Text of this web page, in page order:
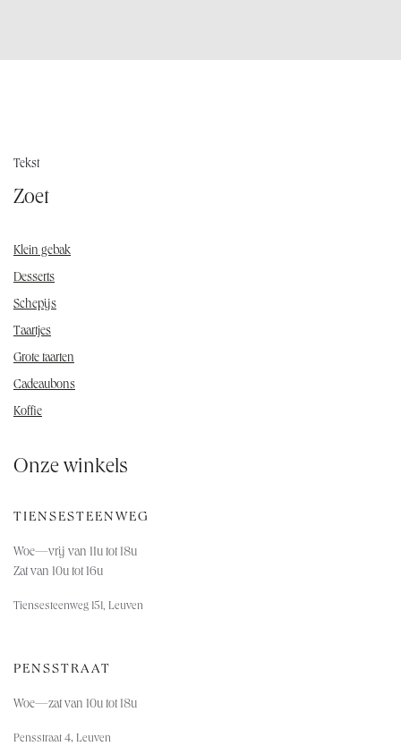
Tekst
Zoet
Klein gebak
Desserts
Schepijs
Taartjes
Grote taarten
Cadeaubons
Koffie
Onze winkels
TIENSESTEENWEG
Woe—vrij van 11u tot 18u
Zat van 10u tot 16u
Tiensesteenweg 151, Leuven
PENSSTRAAT
Woe—zat van 10u tot 18u
Pensstraat 4, Leuven